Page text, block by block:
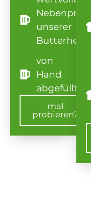
unserer
von
Hand
abgefüllt
mal
probieren?